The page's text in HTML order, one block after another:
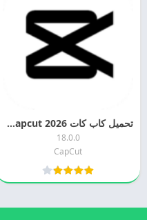
تحميل كاب كات 2026 Capcut مهكر اخر اصدار للاندرويد
18.0.0
CapCut